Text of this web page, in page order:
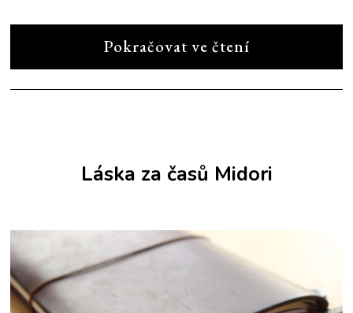
Pokračovat ve čtení
Láska za časů Midori